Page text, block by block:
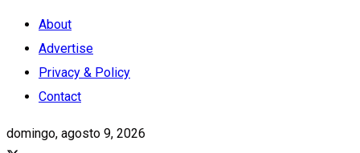
About
Advertise
Privacy & Policy
Contact
domingo, agosto 9, 2026